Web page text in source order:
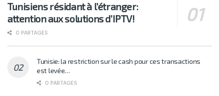
Tunisiens résidant à l’étranger:
attention aux solutions d’IPTV!
0 PARTAGES
Tunisie: la restriction sur le cash pour ces transactions
est levée…
0 PARTAGES